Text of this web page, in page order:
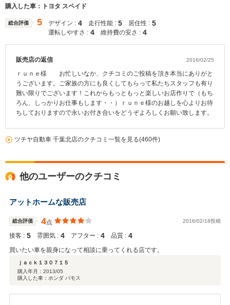
購入した車：トヨタ スペイド
総合評価 5 デザイン : 4 走行性能 : 5 居住性 : 5
運転しやすさ : 4 維持費の安さ : 4
販売店の返信 2016/02/25
ｒｕｎｅ様 お忙しいなか、クチコミのご投稿を頂き本当にありがと
うございます。ご家族の方にも良くしてもらって私たちスタッフも有り
難い限りでございます！これからもっともっと楽しいお店作りで（もち
ろん、しっかりお仕事もします・・）ｒｕｎｅ様のお越しを心よりお待
ちしておりますので永いお付き合いをどうぞよろしくお願い致します。
ツチヤ自動車 千葉北店のクチコミ一覧を見る(460件)
他のユーザーのクチコミ
アットホームな販売店
総合評価 4点 2016/02/18投稿
接客 : 5 雰囲気 : 4 アフター : 4 品質 : 4
買いたい車を親身になって相談に乗ってくれる店です。
ｊａｃｋ１３０７１５
購入年月： 2013/05
購入した車：ホンダ バモス